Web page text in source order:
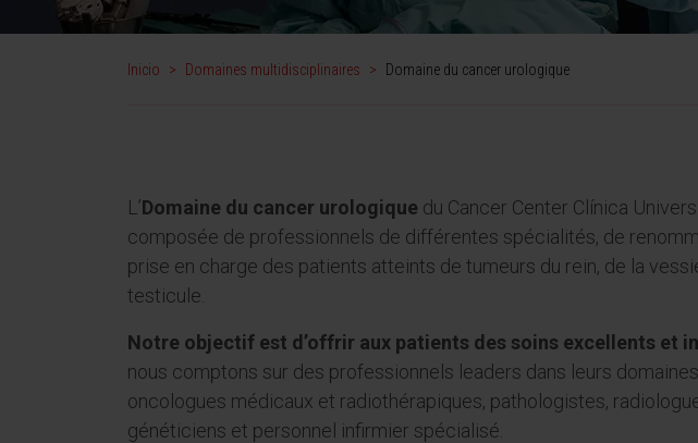
Inicio > Domaines multidisciplinaires > Domaine du cancer urologique
L’Domaine du cancer urologique du Cancer Center Clínica
composée de professionnels de différentes spécialités, de
prise en charge des patients atteints de tumeurs du rein, de la
testicule.
Notre objectif est d’offrir aux patients des soins excellents et
nous comptons sur des professionnels leaders dans leurs
oncologues médicaux et radiothérapiques, pathologistes,
généticiens et personnel infirmier spécialisé.